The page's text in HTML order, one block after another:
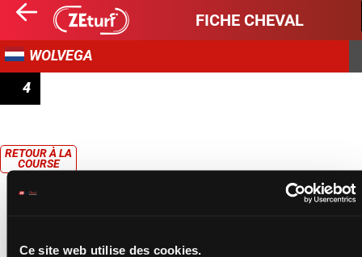
Ce site web utilise des cookies.
FICHE CHEVAL
WOLVEGA
4
RETOUR À LA
COURSE